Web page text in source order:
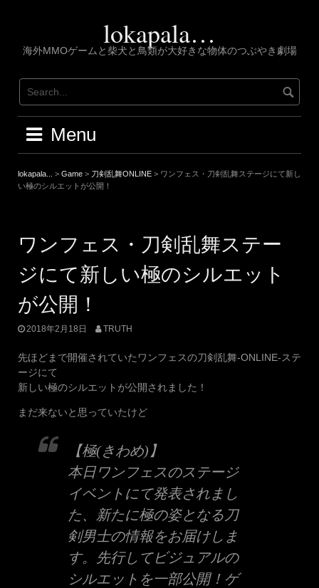
lokapala…
海外MMOゲームと柴犬と鳥類が大好きな物体のつぶやき劇場
Menu
lokapala... > Game > 刀剣乱舞ONLINE > ワンフェス・刀剣乱舞ステージにて新し
い極のシルエットが公開！
ワンフェス・刀剣乱舞ステー
ジにて新しい極のシルエット
が公開！
2018年2月18日 TRUTH
先ほどまで開催されていたワンフェスの刀剣乱舞-ONLINE-ステ
ージにて
新しい極のシルエットが公開されました！
まだ来ないと思っていたけど
【極(きわめ)】
本日ワンフェスのステージ
イベントにて発表されまし
た、新たに極の姿となる刀
剣男士の情報をお届けしま
す。先行してビジュアルの
シルエットを一部公開！ゲ